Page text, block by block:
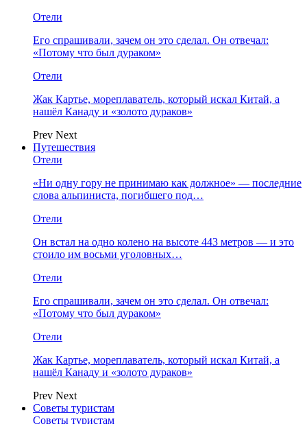
Отели
Его спрашивали, зачем он это сделал. Он отвечал:
«Потому что был дураком»
Отели
Жак Картье, мореплаватель, который искал Китай, а
нашёл Канаду и «золото дураков»
Prev Next
Путешествия
Отели
«Ни одну гору не принимаю как должное» — последние
слова альпиниста, погибшего под…
Отели
Он встал на одно колено на высоте 443 метров — и это
стоило им восьми уголовных…
Отели
Его спрашивали, зачем он это сделал. Он отвечал:
«Потому что был дураком»
Отели
Жак Картье, мореплаватель, который искал Китай, а
нашёл Канаду и «золото дураков»
Prev Next
Советы туристам
Советы туристам